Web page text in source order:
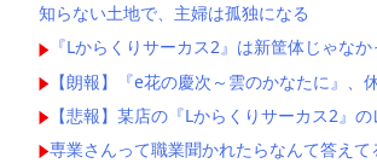
知らない土地で、主婦は孤独になる
『Lからくりサーカス2』は新筐体じゃな
【朗報】『e花の慶次～雲のかなたに』
【悲報】某店の『Lからくりサーカス2』
専業さんって職業聞かれたらなんて答え